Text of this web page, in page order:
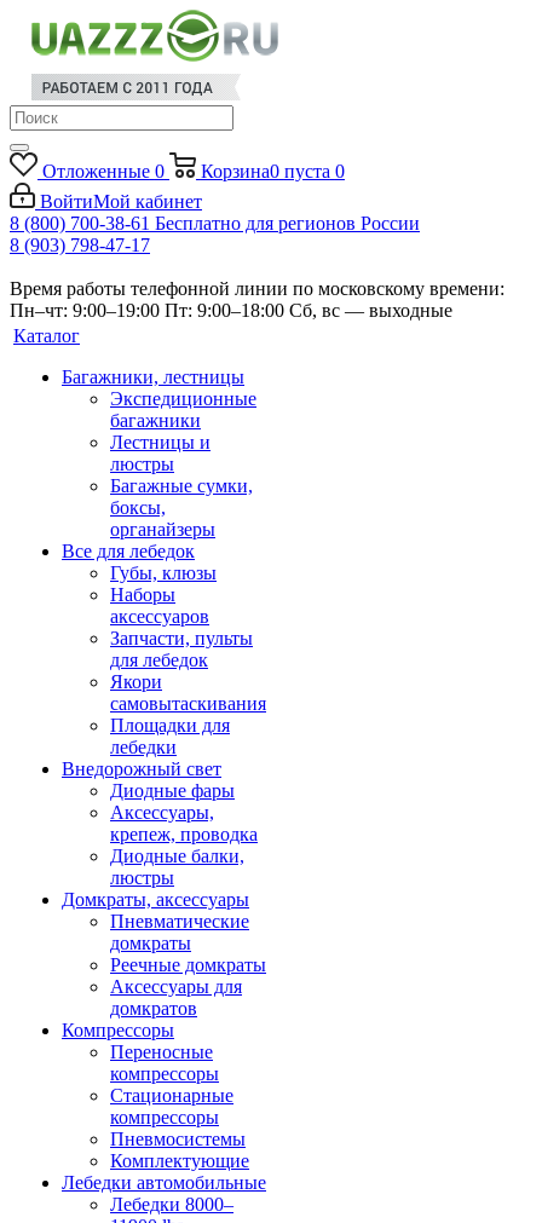
Отложенные 0 Корзина0 пуста 0
ВойтиМой кабинет
8 (800) 700-38-61 Бесплатно для регионов России
8 (903) 798-47-17
Время работы телефонной линии по московскому времени:
Пн–чт: 9:00–19:00 Пт: 9:00–18:00 Сб, вс — выходные
Каталог
Багажники, лестницы
Экспедиционные
багажники
Лестницы и
люстры
Багажные сумки,
боксы,
органайзеры
Все для лебедок
Губы, клюзы
Наборы
аксессуаров
Запчасти, пульты
для лебедок
Якори
самовытаскивания
Площадки для
лебедки
Внедорожный свет
Диодные фары
Аксессуары,
крепеж, проводка
Диодные балки,
люстры
Домкраты, аксессуары
Пневматические
домкраты
Реечные домкраты
Аксессуары для
домкратов
Компрессоры
Переносные
компрессоры
Стационарные
компрессоры
Пневмосистемы
Комплектующие
Лебедки автомобильные
Лебедки 8000–